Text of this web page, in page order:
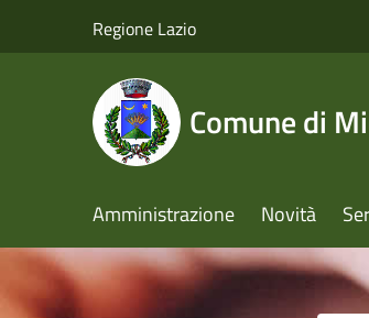
Regione Lazio
Comune di
Amministrazione Novità